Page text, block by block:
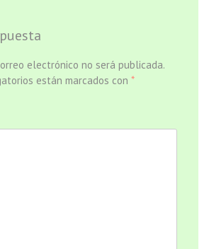
electrónico no será publicada.
están marcados con *